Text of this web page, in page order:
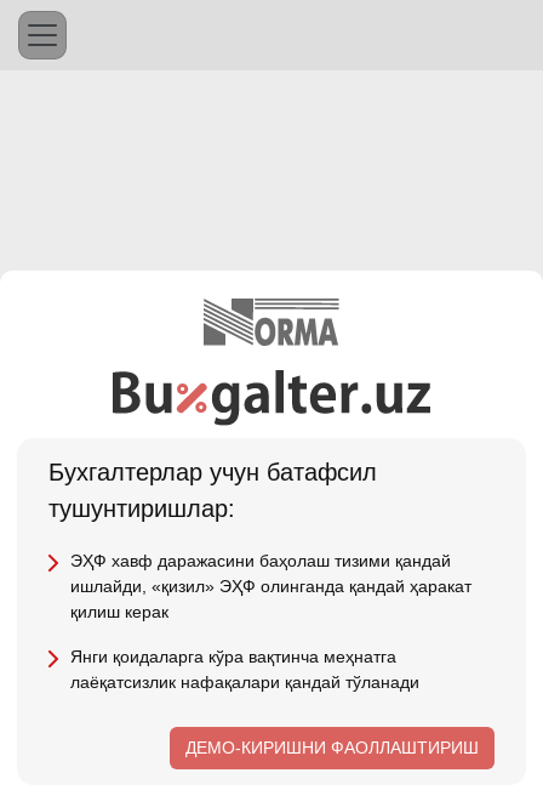
Бухгалтерлар учун батафсил
тушунтиришлар:
ЭҲФ хавф даражасини баҳолаш тизими қандай
ишлайди, «қизил» ЭҲФ олинганда қандай ҳаракат
қилиш керак
Янги қоидаларга кўра вақтинча меҳнатга
лаёқатсизлик нафақалари қандай тўланади
ДЕМО-КИРИШНИ ФАОЛЛАШТИРИШ